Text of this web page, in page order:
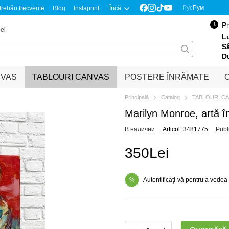
frecvente Blog Instaprint Încă РусРум
TABLOURI CANVAS POSTERE ÎNRĂMATE
Principală Catalog TABLOURI
Marilyn Monroe, artă
В наличии Articol: 3481775
350Lei
% Autentificați-vă pentru a